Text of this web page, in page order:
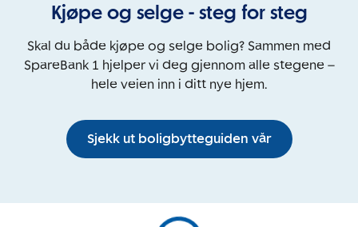
Kjøpe og selge - steg for steg
Skal du både kjøpe og selge bolig? Sammen med
SpareBank 1 hjelper vi deg gjennom alle stegene –
hele veien inn i ditt nye hjem.
Sjekk ut boligbytteguiden vår